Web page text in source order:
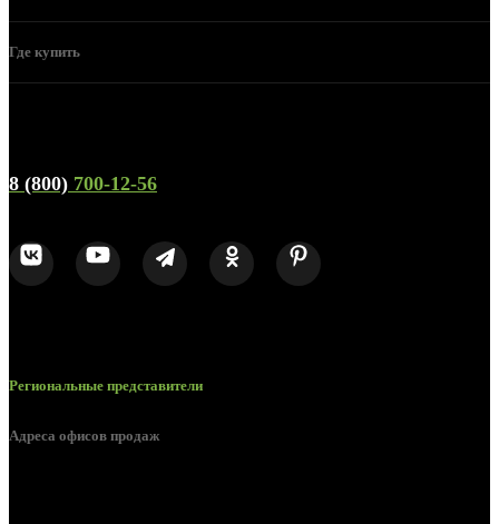
Где купить
8 (800) 700-12-56
Региональные представители
Адреса офисов продаж